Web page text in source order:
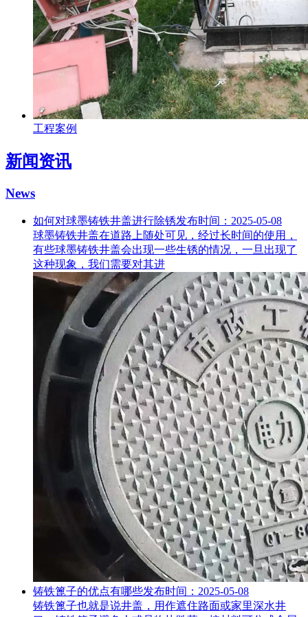
工程案例
新闻资讯
News
如何对球墨铸铁井盖进行除锈发布时间：2025-05-08
球墨铸铁井盖在道路上随处可见，经过长时间的使用，
有些球墨铸铁井盖会出现一些生锈的情况，一旦出现了
这种现象，我们需要对其进
铸铁篦子的优点有哪些发布时间：2025-05-08
铸铁篦子也就是说井盖，用作遮住路面或家里深水井